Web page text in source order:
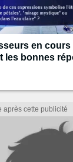
en cours
les bonnes